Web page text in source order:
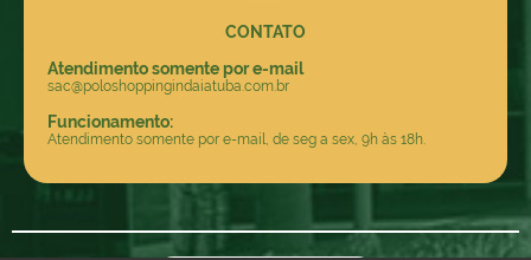
CONTATO
Atendimento somente por e-mail
sac@poloshoppingindaiatuba.com.br
Funcionamento:
Atendimento somente por e-mail, de seg a sex, 9h às 18h.